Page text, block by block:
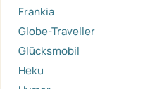
Frankia
Globe-Traveller
Glücksmobil
Heku